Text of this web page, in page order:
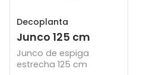
Decoplanta
Junco 125 cm
Junco de espiga
estrecha 125 cm